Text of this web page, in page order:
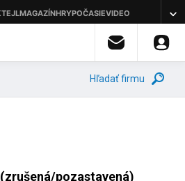
Hľadať firmu
(zrušená/pozastavená)